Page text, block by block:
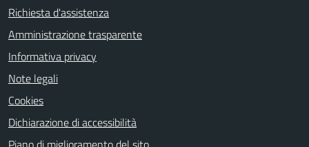
Richiesta d'assistenza
Amministrazione trasparente
Informativa privacy
Note legali
Cookies
Dichiarazione di accessibilità